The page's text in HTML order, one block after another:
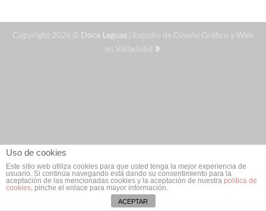
Copyright 2026 © Doce Leguas | Estudio de Diseño Gráfico y Web
en Valladolid ❥
Uso de cookies
Este sitio web utiliza cookies para que usted tenga la mejor experiencia de
usuario. Si continúa navegando está dando su consentimiento para la
aceptación de las mencionadas cookies y la aceptación de nuestra política de
cookies, pinche el enlace para mayor información.
ACEPTAR